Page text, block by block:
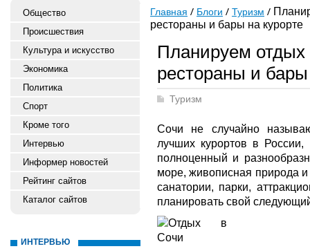
Общество
Происшествия
Культура и искусство
Экономика
Политика
Спорт
Кроме того
Интервью
Информер новостей
Рейтинг сайтов
Каталог сайтов
ИНТЕРВЬЮ
Главная Блоги Туризм
рестораны и бары на курорте
Планируем
рестораны и бары
Туризм
Сочи не случайно
лучших курортов в
полноценный и
море, живописная природа и
санатории, парки,
планировать свой